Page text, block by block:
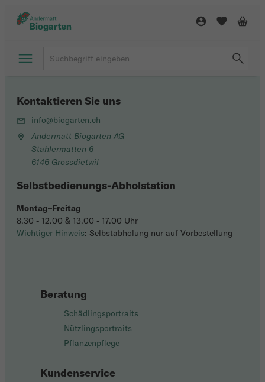
Beratung
Schädlingsportraits
Nützlingsportraits
Pflanzenpflege
Kundenservice
Kontaktieren Sie uns
info@biogarten.ch
Andermatt Biogarten AG
Stahlermatten 6
6146 Grossdietwil
Selbstbedienungs-Abholstation
Montag–Freitag
8.30 - 12.00 & 13.00 - 17.00 Uhr
Wichtiger Hinweis: Selbstabholung nur auf Vorbestellung